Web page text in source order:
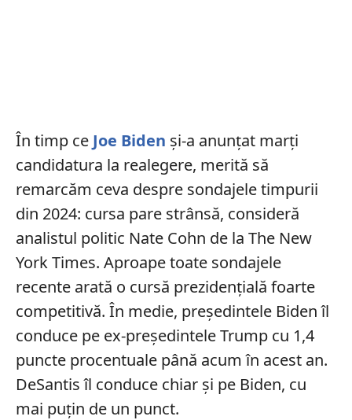
În timp ce Joe Biden și-a anunțat marți
candidatura la realegere, merită să
remarcăm ceva despre sondajele timpurii
din 2024: cursa pare strânsă, consideră
analistul politic Nate Cohn de la The New
York Times. Aproape toate sondajele
recente arată o cursă prezidențială foarte
competitivă. În medie, președintele Biden îl
conduce pe ex-președintele Trump cu 1,4
puncte procentuale până acum în acest an.
DeSantis îl conduce chiar și pe Biden, cu
mai puțin de un punct.